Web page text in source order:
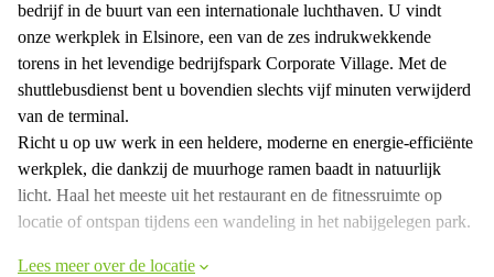
bedrijf in de buurt van een internationale luchthaven. U vindt
onze werkplek in Elsinore, een van de zes indrukwekkende
torens in het levendige bedrijfspark Corporate Village. Met de
shuttlebusdienst bent u bovendien slechts vijf minuten verwijderd
van de terminal.
Richt u op uw werk in een heldere, moderne en energie-efficiënte
werkplek, die dankzij de muurhoge ramen baadt in natuurlijk
licht. Haal het meeste uit het restaurant en de fitnessruimte op
locatie of ontspan tijdens een wandeling in het nabijgelegen park.
Lees meer over de locatie